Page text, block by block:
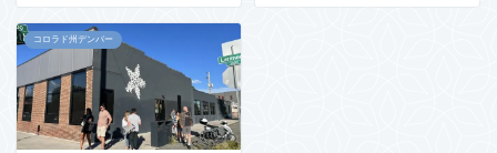
コロラド州デンバー